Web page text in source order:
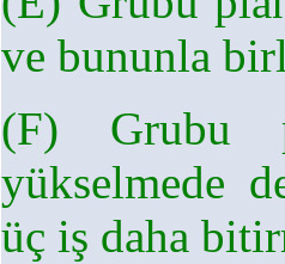
ve bununla
(F) Grubu
yükselmede
üç iş daha